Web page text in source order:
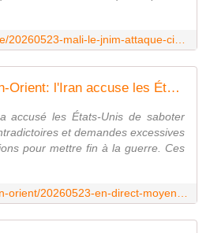
EN DIRECT - Moyen-Orient: l'Iran accuse les États-Unis de "positions contradictoires" qui perturbent les négociations
accusé les États-Unis de saboter
et demandes excessives
pour mettre fin à la guerre. Ces